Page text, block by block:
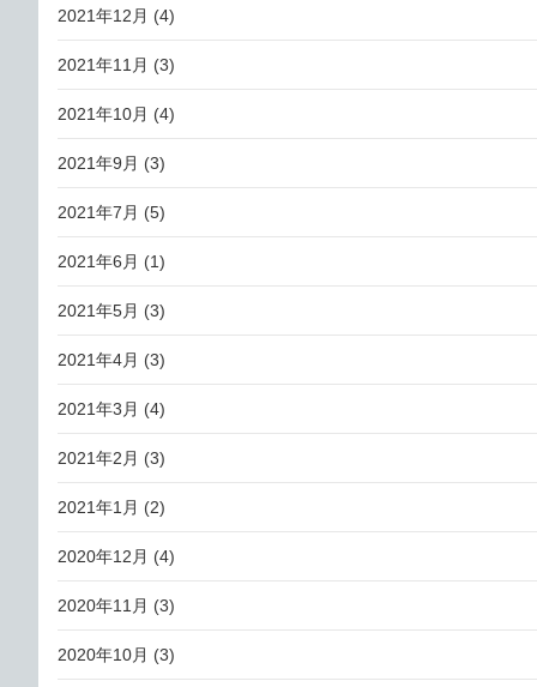
2021年12月 (4)
2021年11月 (3)
2021年10月 (4)
2021年9月 (3)
2021年7月 (5)
2021年6月 (1)
2021年5月 (3)
2021年4月 (3)
2021年3月 (4)
2021年2月 (3)
2021年1月 (2)
2020年12月 (4)
2020年11月 (3)
2020年10月 (3)